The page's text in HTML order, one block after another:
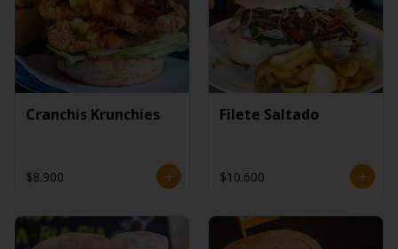
Cranchis Krunchies
$8.900
Filete Saltado
$10.600